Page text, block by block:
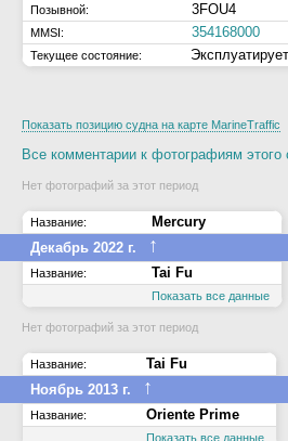
Позывной: 3FOU4
MMSI: 354168000
Текущее состояние:
Показать позицию судна на карте MarineTraffic
Все комментарии к фотографиям этого
Нет фотографий за этот период
Название:
Mercury
Декабрь 2022 г.
↑
Название: Tai Fu
Показать все данные
Нет фотографий за этот период
Название:
Tai Fu
Ноябрь 2013 г.
↑
Название: Oriente Prime
Показать все данные